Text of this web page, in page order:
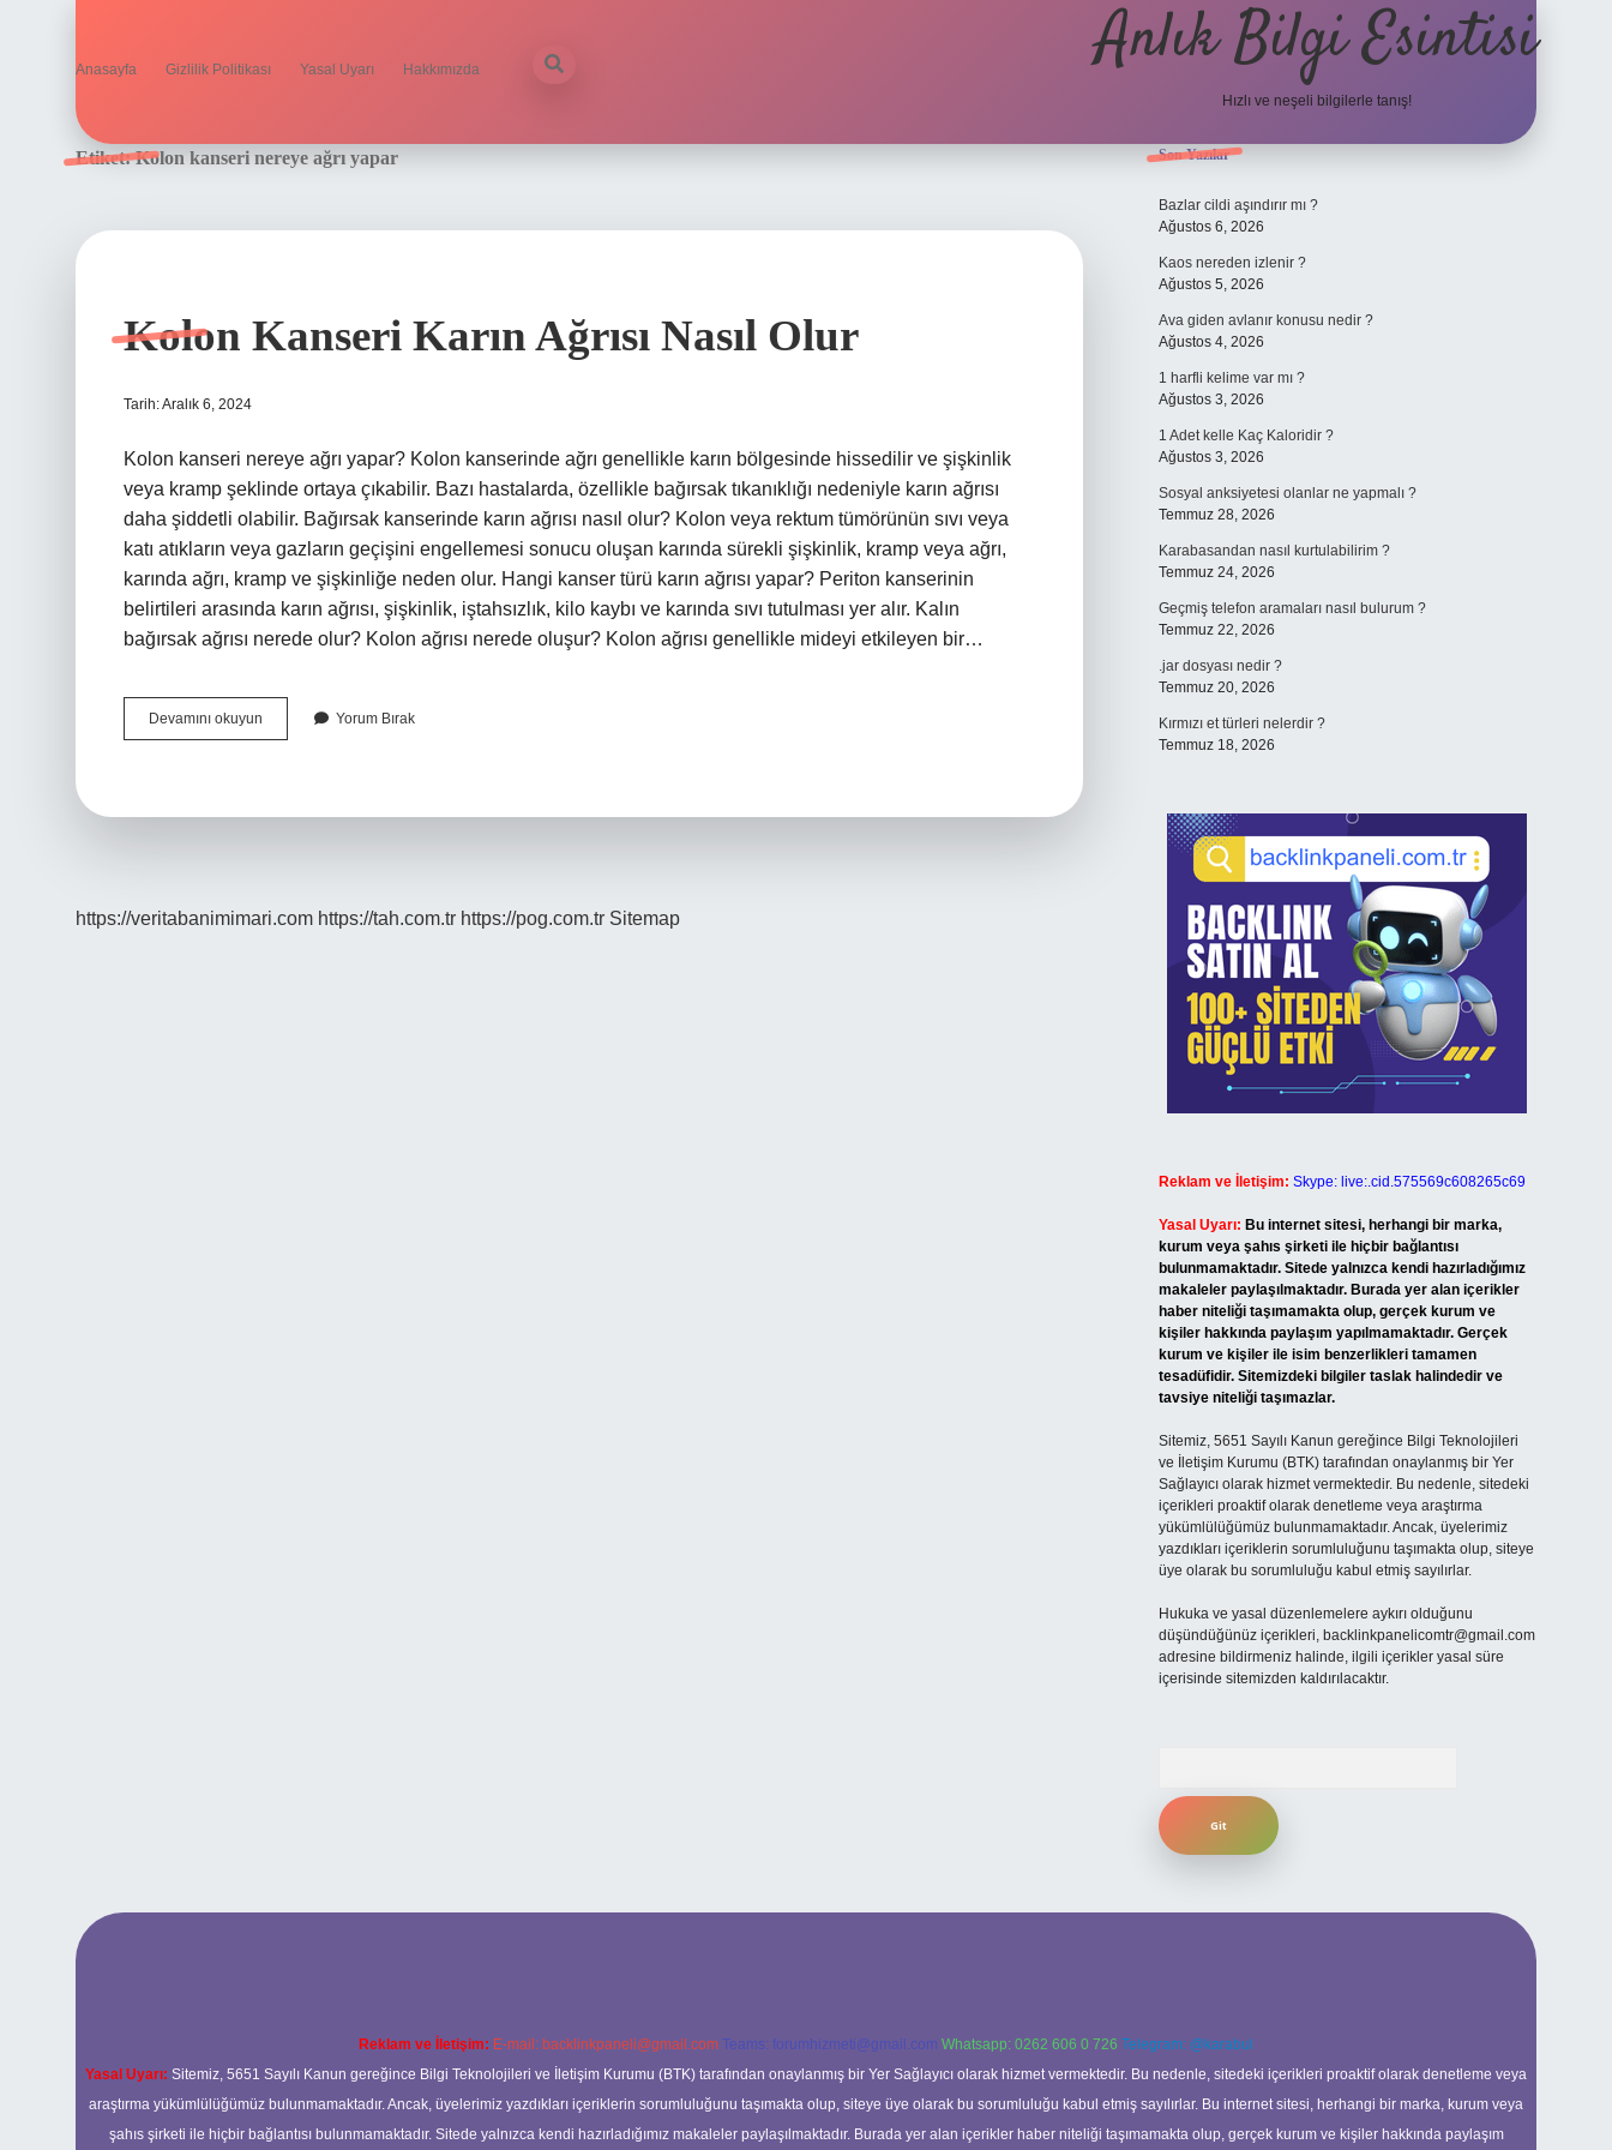
Anasayfa Gizlilik Politikası Yasal Uyarı Hakkımızda Anlık Bilgi Esintisi
Hızlı ve neşeli bilgilerle tanış!
Etiket:Kolon kanseri nereye ağrı yapar
Kolon Kanseri Karın Ağrısı Nasıl Olur
Tarih: Aralık 6, 2024
Kolon kanseri nereye ağrı yapar? Kolon kanserinde ağrı genellikle karın bölgesinde hissedilir ve şişkinlik
veya kramp şeklinde ortaya çıkabilir. Bazı hastalarda, özellikle bağırsak tıkanıklığı nedeniyle karın ağrısı
daha şiddetli olabilir. Bağırsak kanserinde karın ağrısı nasıl olur? Kolon veya rektum tümörünün sıvı veya
katı atıkların veya gazların geçişini engellemesi sonucu oluşan karında sürekli şişkinlik, kramp veya ağrı,
karında ağrı, kramp ve şişkinliğe neden olur. Hangi kanser türü karın ağrısı yapar? Periton kanserinin
belirtileri arasında karın ağrısı, şişkinlik, iştahsızlık, kilo kaybı ve karında sıvı tutulması yer alır. Kalın
bağırsak ağrısı nerede olur? Kolon ağrısı nerede oluşur? Kolon ağrısı genellikle mideyi etkileyen bir…
Devamını okuyun
Kanseri
Yorum Bırak
https://veritabanimimari.com https://tah.com.tr https://pog.com.tr Sitemap
Sidebar
Son Yazılar
Bazlar cildi aşındırır mı ?
Ağustos 6, 2026
Kaos nereden izlenir ?
Ağustos 5, 2026
Ava giden avlanır konusu nedir ?
Ağustos 4, 2026
1 harfli kelime var mı ?
Ağustos 3, 2026
1 Adet kelle Kaç Kaloridir ?
Ağustos 3, 2026
Sosyal anksiyetesi olanlar ne yapmalı ?
Temmuz 28, 2026
Karabasandan nasıl kurtulabilirim ?
Temmuz 24, 2026
Geçmiş telefon aramaları nasıl bulurum ?
Temmuz 22, 2026
.jar dosyası nedir ?
Temmuz 20, 2026
Kırmızı et türleri nelerdir ?
Temmuz 18, 2026
Reklam ve İletişim: Skype: live:.cid.575569c608265c69
Yasal Uyarı: Bu internet sitesi, herhangi bir marka,
kurum veya şahıs şirketi ile hiçbir bağlantısı
bulunmamaktadır. Sitede yalnızca kendi hazırladığımız
makaleler paylaşılmaktadır. Burada yer alan içerikler
haber niteliği taşımamakta olup, gerçek kurum ve
kişiler hakkında paylaşım yapılmamaktadır. Gerçek
kurum ve kişiler ile isim benzerlikleri tamamen
tesadüfidir. Sitemizdeki bilgiler taslak halindedir ve
tavsiye niteliği taşımazlar.
Sitemiz, 5651 Sayılı Kanun gereğince Bilgi Teknolojileri
ve İletişim Kurumu (BTK) tarafından onaylanmış bir Yer
Sağlayıcı olarak hizmet vermektedir. Bu nedenle, sitedeki
içerikleri proaktif olarak denetleme veya araştırma
yükümlülüğümüz bulunmamaktadır. Ancak, üyelerimiz
yazdıkları içeriklerin sorumluluğunu taşımakta olup, siteye
üye olarak bu sorumluluğu kabul etmiş sayılırlar.
Hukuka ve yasal düzenlemelere aykırı olduğunu
düşündüğünüz içerikleri, backlinkpanelicomtr@gmail.com
adresine bildirmeniz halinde, ilgili içerikler yasal süre
içerisinde sitemizden kaldırılacaktır.
Reklam ve İletişim: E-mail: backlinkpaneli@gmail.com Teams: forumhizmeti@gmail.com Whatsapp: 0262 606 0 726 Telegram: @karabul
Yasal Uyarı: Sitemiz, 5651 Sayılı Kanun gereğince Bilgi Teknolojileri ve İletişim Kurumu (BTK) tarafından onaylanmış bir Yer Sağlayıcı olarak hizmet vermektedir. Bu nedenle, sitedeki içerikleri proaktif olarak denetleme veya
araştırma yükümlülüğümüz bulunmamaktadır. Ancak, üyelerimiz yazdıkları içeriklerin sorumluluğunu taşımakta olup, siteye üye olarak bu sorumluluğu kabul etmiş sayılırlar. Bu internet sitesi, herhangi bir marka, kurum veya
şahıs şirketi ile hiçbir bağlantısı bulunmamaktadır. Sitede yalnızca kendi hazırladığımız makaleler paylaşılmaktadır. Burada yer alan içerikler haber niteliği taşımamakta olup, gerçek kurum ve kişiler hakkında paylaşım